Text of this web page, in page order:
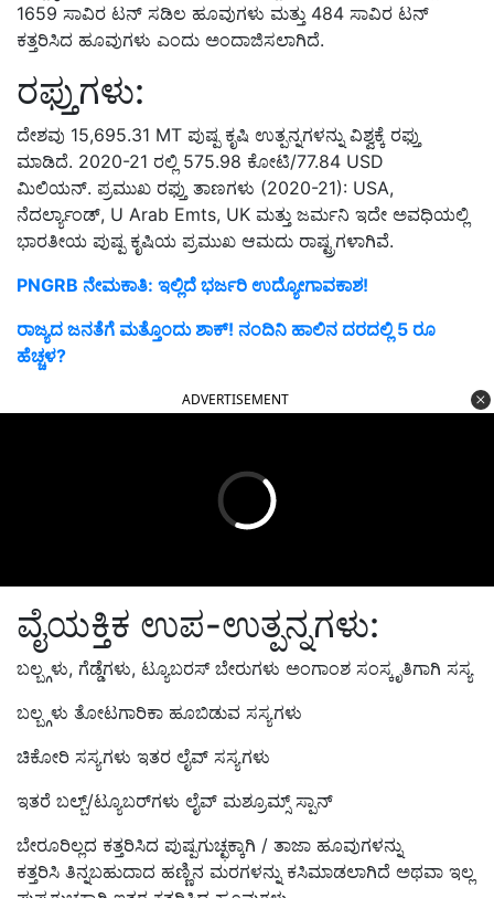
1659 ಸಾವಿರ ಟನ್ ಸಡಿಲ ಹೂವುಗಳು ಮತ್ತು 484 ಸಾವಿರ ಟನ್
ಕತ್ತರಿಸಿದ ಹೂವುಗಳು ಎಂದು ಅಂದಾಜಿಸಲಾಗಿದೆ.
ರಫ್ತುಗಳು:
ದೇಶವು 15,695.31 MT ಪುಷ್ಪ ಕೃಷಿ ಉತ್ಪನ್ನಗಳನ್ನು ವಿಶ್ವಕ್ಕೆ ರಫ್ತು
ಮಾಡಿದೆ. 2020-21 ರಲ್ಲಿ 575.98 ಕೋಟಿ/77.84 USD
ಮಿಲಿಯನ್. ಪ್ರಮುಖ ರಫ್ತು ತಾಣಗಳು (2020-21): USA,
ನೆದರ್ಲ್ಯಾಂಡ್, U Arab Emts, UK ಮತ್ತು ಜರ್ಮನಿ ಇದೇ ಅವಧಿಯಲ್ಲಿ
ಭಾರತೀಯ ಪುಷ್ಪ ಕೃಷಿಯ ಪ್ರಮುಖ ಆಮದು ರಾಷ್ಟ್ರಗಳಾಗಿವೆ.
PNGRB ನೇಮಕಾತಿ: ಇಲ್ಲಿದೆ ಭರ್ಜರಿ ಉದ್ಯೋಗಾವಕಾಶ!
ರಾಜ್ಯದ ಜನತೆಗೆ ಮತ್ತೊಂದು ಶಾಕ್! ನಂದಿನಿ ಹಾಲಿನ ದರದಲ್ಲಿ 5 ರೂ
ಹೆಚ್ಚಳ?
ADVERTISEMENT
ವೈಯಕ್ತಿಕ ಉಪ-ಉತ್ಪನ್ನಗಳು:
ಬಲ್ಬ್ಗಳು, ಗೆಡ್ಡೆಗಳು, ಟ್ಯೂಬರಸ್ ಬೇರುಗಳು ಅಂಗಾಂಶ ಸಂಸ್ಕೃತಿಗಾಗಿ ಸಸ್ಯ
ಬಲ್ಬ್ಗಳು ತೋಟಗಾರಿಕಾ ಹೂಬಿಡುವ ಸಸ್ಯಗಳು
ಚಿಕೋರಿ ಸಸ್ಯಗಳು ಇತರ ಲೈವ್ ಸಸ್ಯಗಳು
ಇತರೆ ಬಲ್ಬ್/ಟ್ಯೂಬರ್‌ಗಳು ಲೈವ್ ಮಶ್ರೂಮ್ಸ್ ಸ್ಪಾನ್
ಬೇರೂರಿಲ್ಲದ ಕತ್ತರಿಸಿದ ಪುಷ್ಪಗುಚ್ಛಕ್ಕಾಗಿ / ತಾಜಾ ಹೂವುಗಳನ್ನು
ಕತ್ತರಿಸಿ ತಿನ್ನಬಹುದಾದ ಹಣ್ಣಿನ ಮರಗಳನ್ನು ಕಸಿಮಾಡಲಾಗಿದೆ ಅಥವಾ ಇಲ್ಲ